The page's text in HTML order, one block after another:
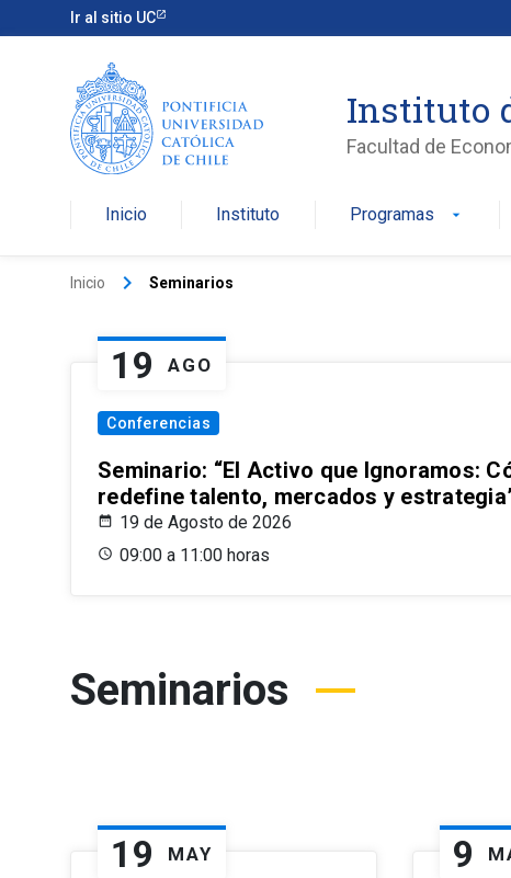
Ir al sitio UC
Instituto
Facultad de
Inicio Instituto Programas arrow_drop_down
Inicio keyboard_arrow_right Seminarios
19 AGO
Conferencias
Seminario: “El Activo que Ignoramos:
redefine talento, mercados y
19 de Agosto de 2026
09:00 a 11:00 horas
Seminarios
19 MAY 9